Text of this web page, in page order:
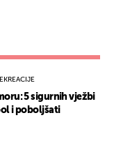
5 sigurnih vježbi
i poboljšati